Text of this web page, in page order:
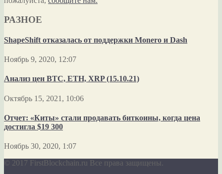
РАЗНОЕ
ShapeShift отказалась от поддержки Monero и Dash
Ноябрь 9, 2020, 12:07
Анализ цен BTC, ETH, XRP (15.10.21)
Октябрь 15, 2021, 10:06
Отчет: «Киты» стали продавать биткоины, когда цена
достигла $19 300
Ноябрь 30, 2020, 1:07
© 2017 FirstBlockchain.ru Все права защищены.